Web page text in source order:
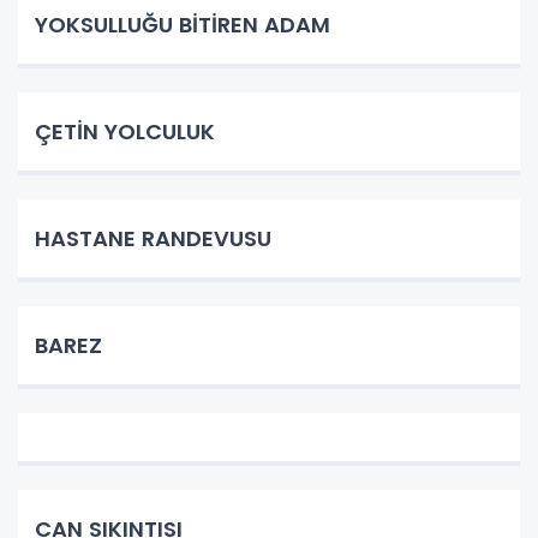
YOKSULLUĞU BİTİREN ADAM
ÇETİN YOLCULUK
HASTANE RANDEVUSU
BAREZ
CAN SIKINTISI